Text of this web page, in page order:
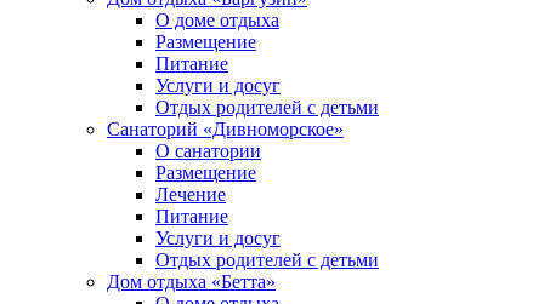
О доме отдыха
Размещение
Питание
Услуги и досуг
Отдых родителей с детьми
Санаторий «Дивноморское»
О санатории
Размещение
Лечение
Питание
Услуги и досуг
Отдых родителей с детьми
Дом отдыха «Бетта»